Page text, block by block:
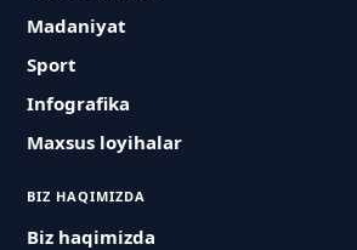
Madaniyat
Sport
Infografika
Maxsus loyihalar
BIZ HAQIMIZDA
Biz haqimizda